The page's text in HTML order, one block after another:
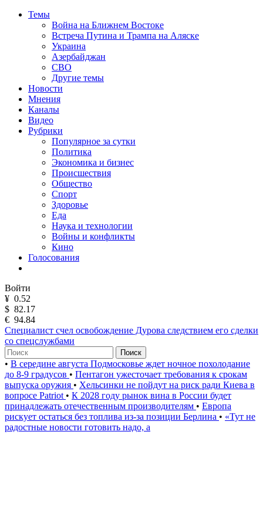
Темы
Война на Ближнем Востоке
Встреча Путина и Трампа на Аляске
Украина
Азербайджан
СВО
Другие темы
Новости
Мнения
Каналы
Видео
Рубрики
Популярное за сутки
Политика
Экономика и бизнес
Происшествия
Общество
Спорт
Здоровье
Еда
Наука и технологии
Войны и конфликты
Кино
Голосования
Войти
¥ 0.52
$ 82.17
€ 94.84
Специалист счел освобождение Дурова следствием его сделки
со спецслужбами
Поиск
• В середине августа Подмосковье ждет ночное похолодание
до 8-9 градусов • Пентагон ужесточает требования к срокам
выпуска оружия • Хельсинки не пойдут на риск ради Киева в
вопросе Patriot • К 2028 году рынок вина в России будет
принадлежать отечественным производителям • Европа
рискует остаться без топлива из-за позиции Берлина • «Тут не
радостные новости готовить надо, а